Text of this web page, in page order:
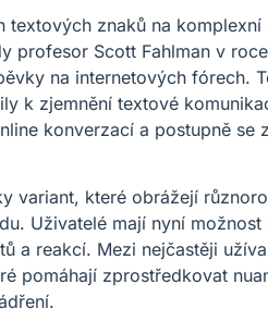
znaků na
profesor Scott Fahlman v
na internetových fórech.
k zjemnění textové
konverzací a postupně se
variant, které obrážejí
Uživatelé mají nyní
a reakcí. Mezi nejčastěji
pomáhají zprostředkovat